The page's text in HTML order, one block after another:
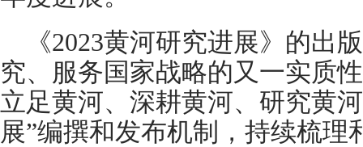
《2023黄河研究进展》的出
究、服务国家战略的又一实质
立足黄河、深耕黄河、研究黄
展”编撰和发布机制，持续梳理